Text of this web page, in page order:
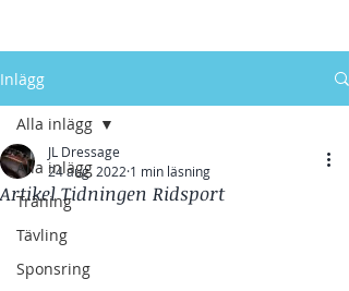
Inlägg
Alla inlägg
Träning
Tävling
Sponsring
Alla inlägg
Artikel Tidningen Ridsport
JL Dressage
24 aug. 2022 1 min läsning